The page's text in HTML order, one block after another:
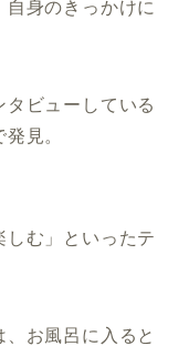
身のきっかけに
ビューしている
見。
む」といったテ
お風呂に入ると